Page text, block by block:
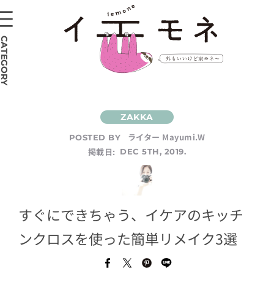
POSTED BY
ライター Mayumi.W
掲載日:
DEC 5TH, 2019.
すぐにできちゃう、イケアのキッチ
ンクロスを使った簡単リメイク3選